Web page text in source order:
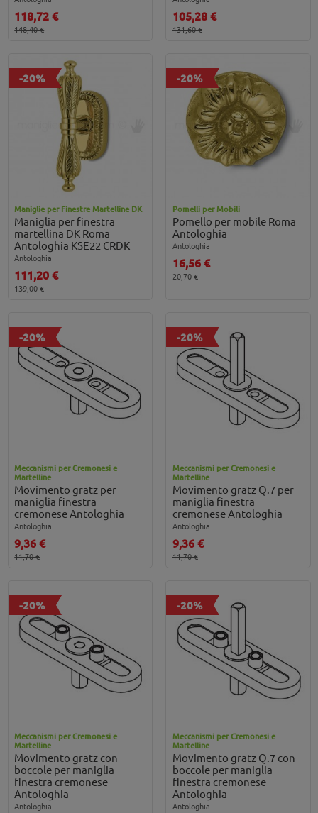
118,72 €
148,40 €
105,28 €
131,60 €
-20%
Maniglie per Finestre Martelline DK
Maniglia per finestra
martellina DK Roma
Antologhia KSE22 CRDK
Antologhia
111,20 €
139,00 €
-20%
Pomelli per Mobili
Pomello per mobile Roma
Antologhia
Antologhia
16,56 €
20,70 €
-20%
Meccanismi per Cremonesi e
Martelline
Movimento gratz per
maniglia finestra
cremonese Antologhia
Antologhia
9,36 €
11,70 €
-20%
Meccanismi per Cremonesi e
Martelline
Movimento gratz Q.7 per
maniglia finestra
cremonese Antologhia
Antologhia
9,36 €
11,70 €
-20%
Meccanismi per Cremonesi e
Martelline
Movimento gratz con
boccole per maniglia
finestra cremonese
Antologhia
Antologhia
-20%
Meccanismi per Cremonesi e
Martelline
Movimento gratz Q.7 con
boccole per maniglia
finestra cremonese
Antologhia
Antologhia